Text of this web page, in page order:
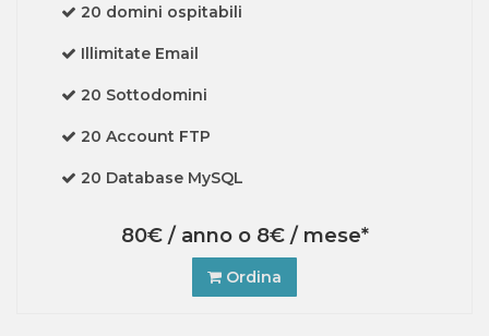
20 domini ospitabili
Illimitate Email
20 Sottodomini
20 Account FTP
20 Database MySQL
80€ / anno o 8€ / mese*
Ordina